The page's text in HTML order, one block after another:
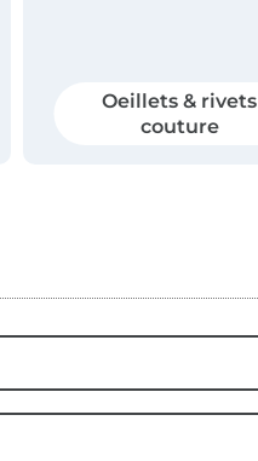
Oeillets & rivets
couture